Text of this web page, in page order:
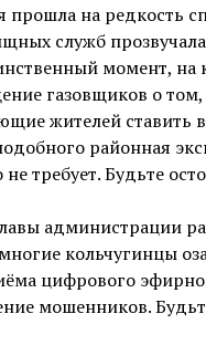
на редкость
служб прозвучала
момент, на
газовщиков о
жителей ставить в
районная
не требует. Будьте
администрации
кольчугинцы
цифрового
мошенников.